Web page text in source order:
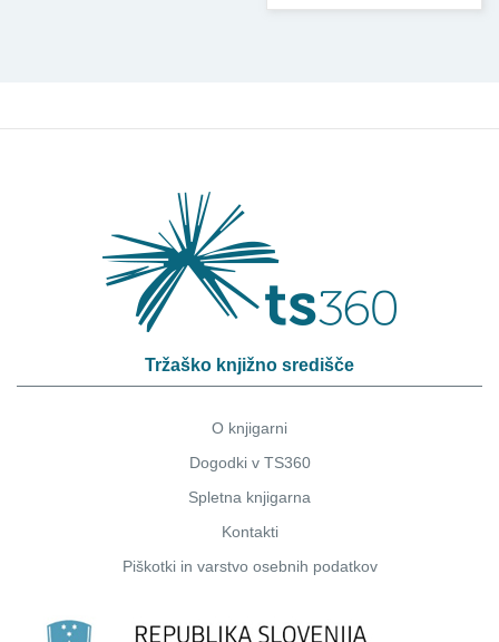
Tržaško knjižno središče
O knjigarni
Dogodki v TS360
Spletna knjigarna
Kontakti
Piškotkiin varstvo osebnih podatkov